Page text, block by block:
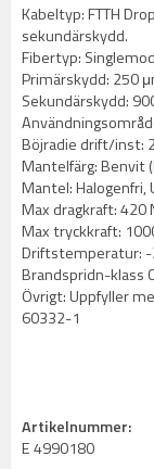
Kabeltyp: FTTH
sekundärskydd.
Fibertyp:
Primärskydd: 250
Sekundärskydd:
Böjradie drift/inst:
Mantelfärg: Benvit
Mantel:
Max dragkraft: 420
Max tryckkraft:
Driftstemperatur: -
Brandspridn-klass
Övrigt: Uppfyller
60332-1
Artikelnummer:
E 4990180